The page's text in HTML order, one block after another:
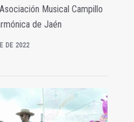
Musical Campillo
de Jaén
DE 2022